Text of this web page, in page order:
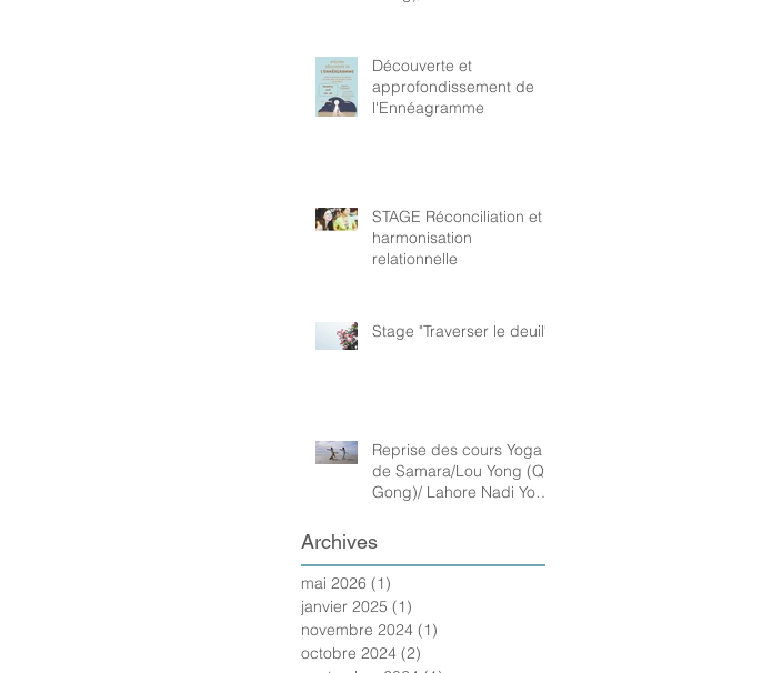
Découverte et
approfondissement de
l'Ennéagramme
STAGE Réconciliation et
harmonisation
relationnelle
Stage "Traverser le deuil"
Reprise des cours Yoga
de Samara/Lou Yong (Qi
Gong)/ Lahore Nadi Yoga
Archives
mai 2026 (1)
janvier 2025 (1)
novembre 2024 (1)
octobre 2024 (2)